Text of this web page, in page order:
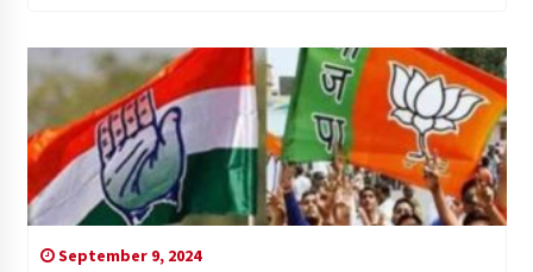
September 9, 2024